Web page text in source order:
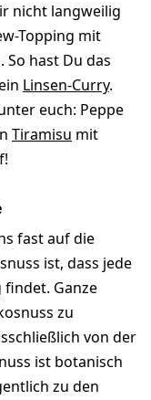
nicht langweilig
Topping mit
So hast Du das
Linsen-Curry.
euch: Peppe
Tiramisu mit
fast auf die
ist, dass jede
Ganze
zu
von der
ist botanisch
zu den